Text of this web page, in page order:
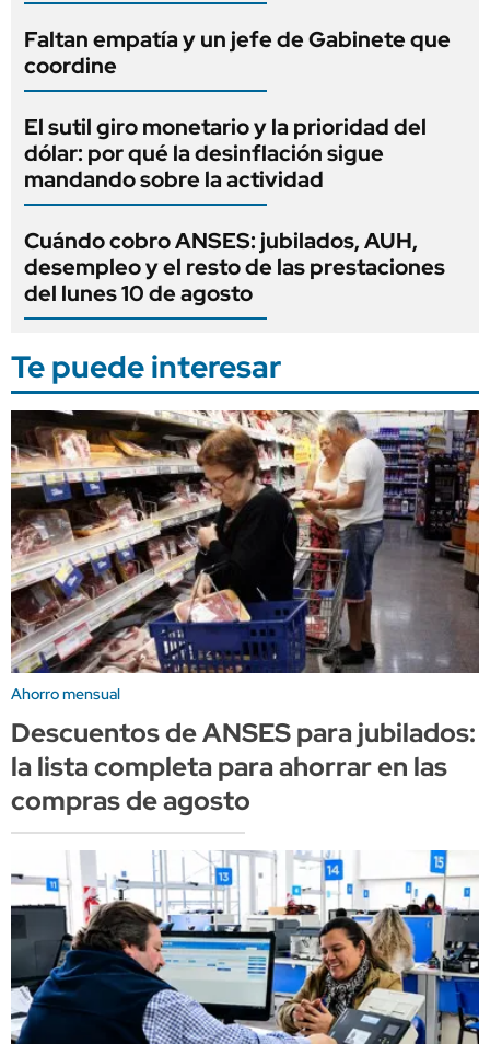
Faltan empatía y un jefe de Gabinete que
coordine
El sutil giro monetario y la prioridad del
dólar: por qué la desinflación sigue
mandando sobre la actividad
Cuándo cobro ANSES: jubilados, AUH,
desempleo y el resto de las prestaciones
del lunes 10 de agosto
Te puede interesar
Ahorro mensual
Descuentos de ANSES para jubilados:
la lista completa para ahorrar en las
compras de agosto